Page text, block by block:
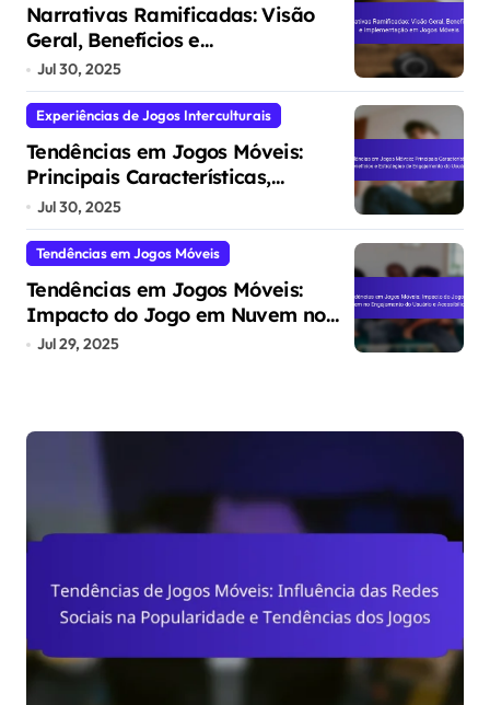
Narrativas Ramificadas: Visão
Geral, Benefícios e
Implementação em Jogos Móveis
Jul 30, 2025
Experiências de Jogos Interculturais
Tendências em Jogos Móveis:
Principais Características,
Benefícios e Estratégias de
Engajamento do Usuário
Jul 30, 2025
Tendências em Jogos Móveis
Tendências em Jogos Móveis:
Impacto do Jogo em Nuvem no
Engajamento do Usuário e
Jul 29, 2025